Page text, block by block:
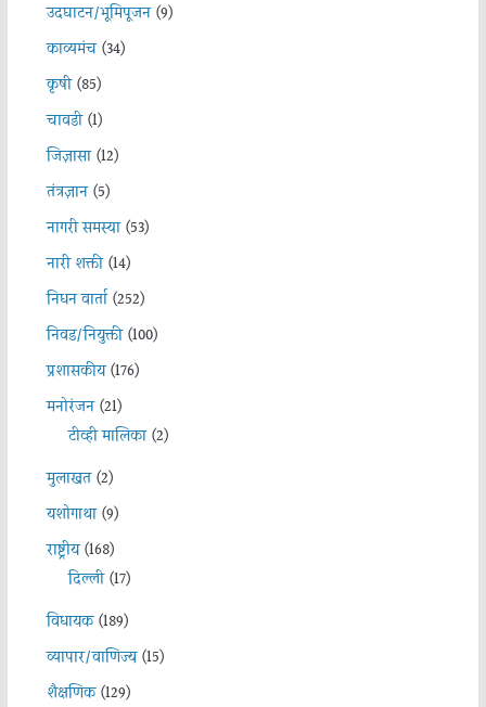
उदघाटन/भूमिपूजन(9)
काव्यमंच(34)
कृषी(85)
चावडी(1)
जिज्ञासा(12)
तंत्रज्ञान(5)
नागरी समस्या(53)
नारी शक्ती(14)
निधन वार्ता(252)
निवड/नियुक्ती(100)
प्रशासकीय(176)
मनोरंजन(21)
टीव्ही मालिका(2)
मुलाखत(2)
यशोगाथा(9)
राष्ट्रीय(168)
दिल्ली(17)
विधायक(189)
व्यापार/वाणिज्य(15)
शैक्षणिक(129)